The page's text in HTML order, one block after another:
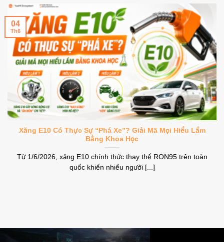
Xăng E10 Có Thực Sự “Phá Xe”? Giải Mã Mọi Hiểu Lầm
Bằng Khoa Học
Từ 1/6/2026, xăng E10 chính thức thay thế RON95 trên toàn
quốc khiến nhiều người [...]
04
Th6